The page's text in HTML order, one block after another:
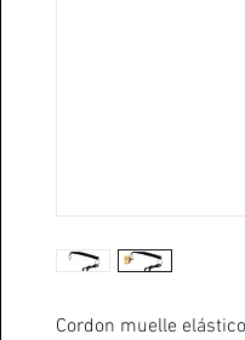
Cordon muelle